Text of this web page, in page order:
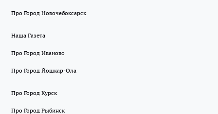
Про Город Новочебоксарск
Наша Газета
Про Город Иваново
Про Город Йошкар-Ола
Про Город Курск
Про Город Рыбинск